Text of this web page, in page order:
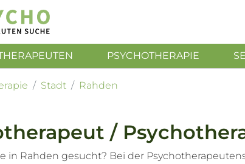
PSYCHOTHERAPIE
Stadt Rahden
/
in Rahden gesucht? Bei der